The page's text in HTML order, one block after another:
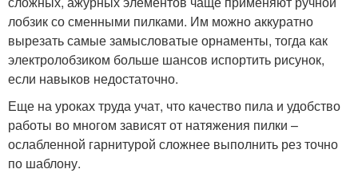
лобзик со сменными пилками. Им можно аккуратно
вырезать самые замысловатые орнаменты, тогда как
электролобзиком больше шансов испортить рисунок,
если навыков недостаточно.
Еще на уроках труда учат, что качество пила и удобство
работы во многом зависят от натяжения пилки –
ослабленной гарнитурой сложнее выполнить рез точно
по шаблону.